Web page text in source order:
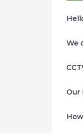
We
Our